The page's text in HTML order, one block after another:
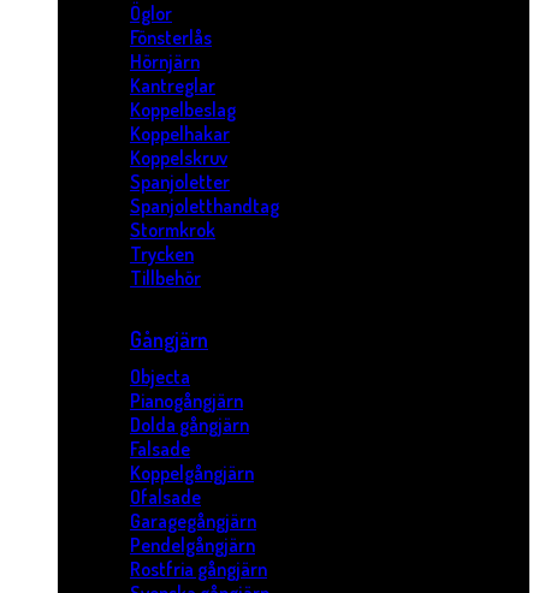
Öglor
Fönsterlås
Hörnjärn
Kantreglar
Koppelbeslag
Koppelhakar
Koppelskruv
Spanjoletter
Spanjoletthandtag
Stormkrok
Trycken
Tillbehör
Gångjärn
Objecta
Pianogångjärn
Dolda gångjärn
Falsade
Koppelgångjärn
Ofalsade
Garagegångjärn
Pendelgångjärn
Rostfria gångjärn